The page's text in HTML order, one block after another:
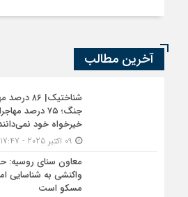
آخرین مطالب
شناختیک|
جنگ؛ ۷۵ درصد
خیرخواه خود
معاون سنای روسیه:
واکنشی به شناسایی
مسکو است